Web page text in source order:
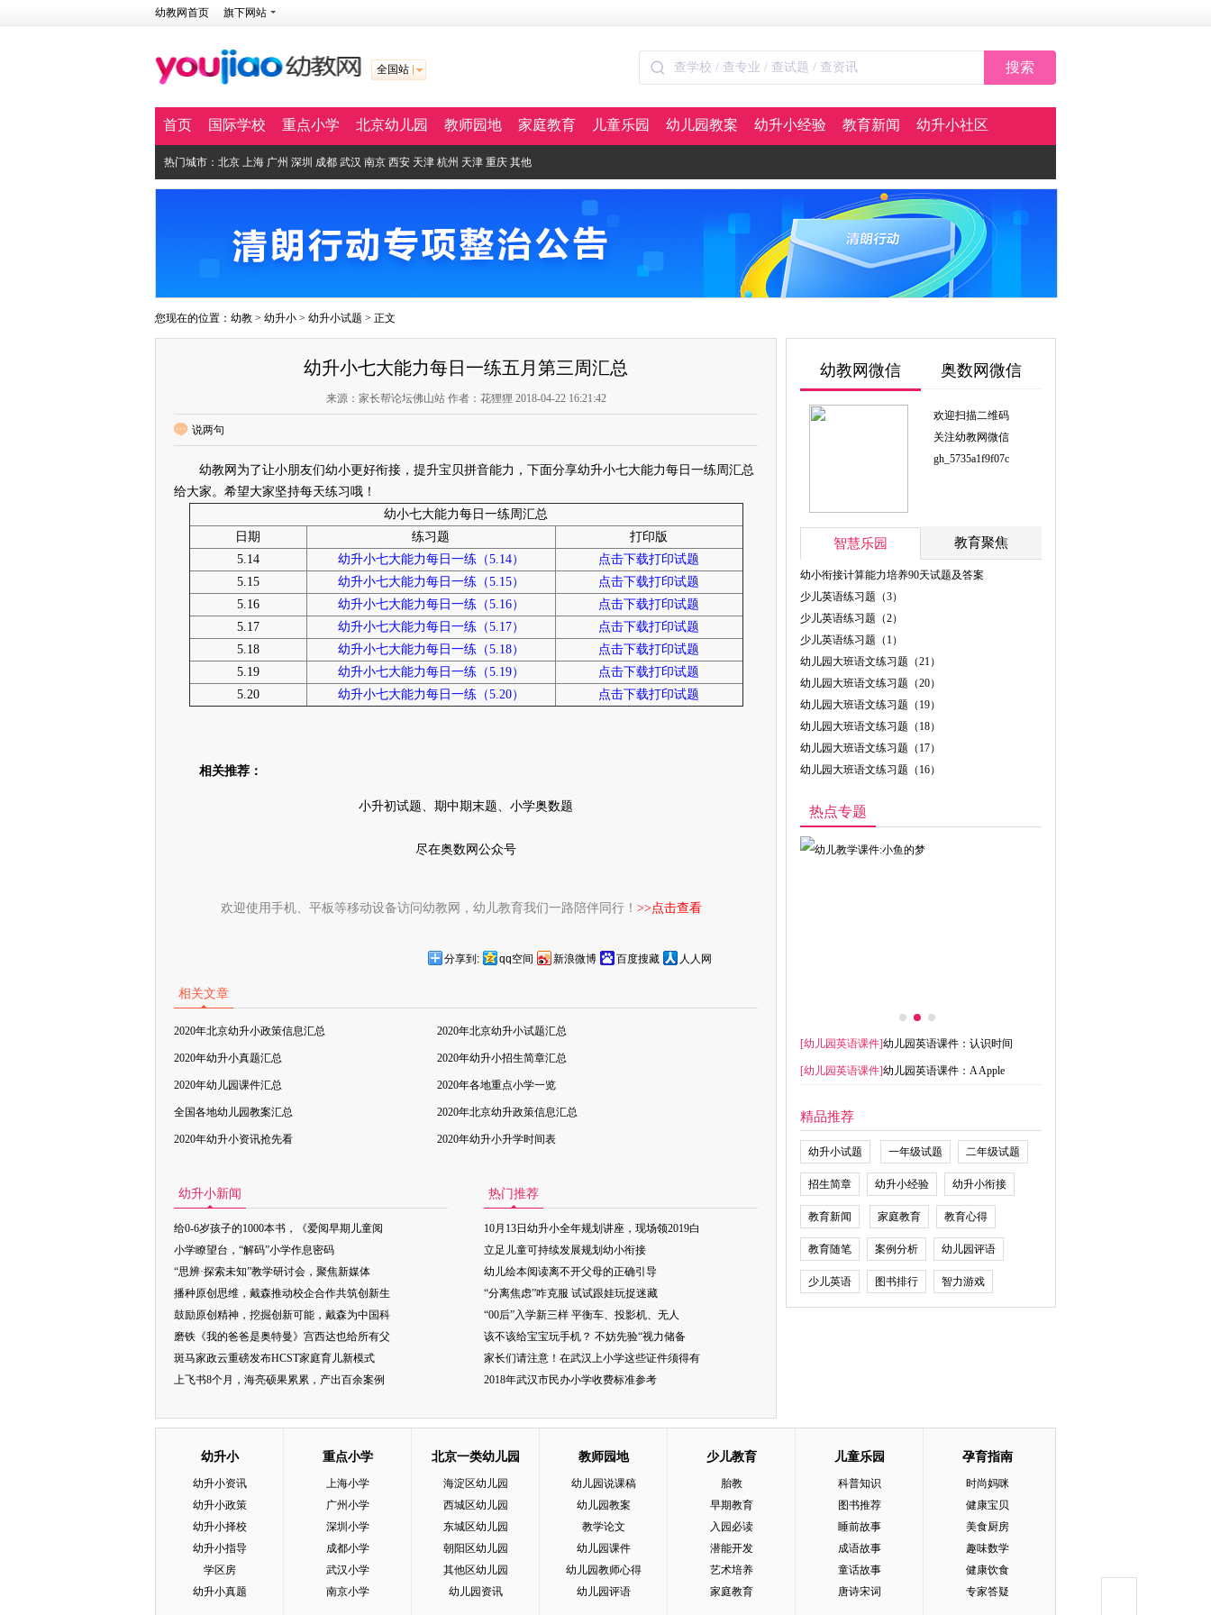
幼教网首页 旗下网站
全国站 搜索
首页 国际学校 重点小学 北京幼儿园 教师园地 家庭教育 儿童乐园 幼儿园教案 幼升小经验 教育新闻 幼升小社区
热门城市： 北京 上海 广州 深圳 成都 武汉 南京 西安 天津 杭州 天津 重庆 其他
您现在的位置： 幼教 > 幼升小 > 幼升小试题 > 正文
幼升小七大能力每日一练五月第三周汇总
来源：家长帮论坛佛山站 作者：花狸狸 2018-04-22 16:21:42
说两句
幼教网为了让小朋友们幼小更好衔接，提升宝贝拼音能力，下面分享幼升小七大能力每日一练周汇总
给大家。希望大家坚持每天练习哦！
幼小七大能力每日一练周汇总
日期
练习题
打印版
5.14
幼升小七大能力每日一练（5.14）
点击下载打印试题
5.15
幼升小七大能力每日一练（5.15）
点击下载打印试题
5.16
幼升小七大能力每日一练（5.16）
点击下载打印试题
5.17
幼升小七大能力每日一练（5.17）
点击下载打印试题
5.18
幼升小七大能力每日一练（5.18）
点击下载打印试题
5.19
幼升小七大能力每日一练（5.19）
点击下载打印试题
5.20
幼升小七大能力每日一练（5.20） 点击下载打印试题
相关推荐：
小升初试题、期中期末题、小学奥数题
尽在奥数网公众号
欢迎使用手机、平板等移动设备访问幼教网，幼儿教育我们一路陪伴同行！ >>点击查看
分享到: qq空间 新浪微博 百度搜藏 人人网
相关文章
2020年北京幼升小政策信息汇总 2020年北京幼升小试题汇总
2020年幼升小真题汇总 2020年幼升小招生简章汇总
2020年幼儿园课件汇总 2020年各地重点小学一览
全国各地幼儿园教案汇总 2020年北京幼升政策信息汇总
2020年幼升小资讯抢先看 2020年幼升小升学时间表
幼升小新闻
给0-6岁孩子的1000本书，《爱阅早期儿童阅
小学瞭望台，“解码”小学作息密码
“思辨·探索未知”教学研讨会，聚焦新媒体
播种原创思维，戴森推动校企合作共筑创新生
鼓励原创精神，挖掘创新可能，戴森为中国科
磨铁《我的爸爸是奥特曼》宫西达也给所有父
斑马家政云重磅发布HCST家庭育儿新模式
上飞书8个月，海亮硕果累累，产出百余案例
热门推荐
10月13日幼升小全年规划讲座，现场领2019白
立足儿童可持续发展规划幼小衔接
幼儿绘本阅读离不开父母的正确引导
“分离焦虑”咋克服 试试跟娃玩捉迷藏
“00后”入学新三样 平衡车、投影机、无人
该不该给宝宝玩手机？ 不妨先验“视力储备
家长们请注意！在武汉上小学这些证件须得有
2018年武汉市民办小学收费标准参考
幼教网微信 奥数网微信
欢迎扫描二维码
关注幼教网微信
gh_5735a1f9f07c
智慧乐园 教育聚焦
幼小衔接计算能力培养90天试题及答案
少儿英语练习题（3）
少儿英语练习题（2）
少儿英语练习题（1）
幼儿园大班语文练习题（21）
幼儿园大班语文练习题（20）
幼儿园大班语文练习题（19）
幼儿园大班语文练习题（18）
幼儿园大班语文练习题（17）
幼儿园大班语文练习题（16）
热点专题
[幼儿园英语课件]幼儿园英语课件：认识时间
[幼儿园英语课件]幼儿园英语课件：A Apple
精品推荐
幼升小试题 一年级试题 二年级试题
招生简章 幼升小经验 幼升小衔接
教育新闻 家庭教育 教育心得
教育随笔 案例分析 幼儿园评语
少儿英语 图书排行 智力游戏
幼升小
幼升小资讯
幼升小政策
幼升小择校
幼升小指导
学区房
幼升小真题
重点小学
上海小学
广州小学
深圳小学
成都小学
武汉小学
南京小学
北京一类幼儿园
海淀区幼儿园
西城区幼儿园
东城区幼儿园
朝阳区幼儿园
其他区幼儿园
幼儿园资讯
教师园地
幼儿园说课稿
幼儿园教案
教学论文
幼儿园课件
幼儿园教师心得
幼儿园评语
少儿教育
胎教
早期教育
入园必读
潜能开发
艺术培养
家庭教育
儿童乐园
科普知识
图书推荐
睡前故事
成语故事
童话故事
唐诗宋词
孕育指南
时尚妈咪
健康宝贝
美食厨房
趣味数学
健康饮食
专家答疑